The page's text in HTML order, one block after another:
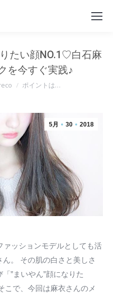
たい顔NO.1♡白石麻
を今すぐ実践♪
ポイントは…
5月 30 2018
ァッションモデルとしても活
。 その肌の白さと美しさ
”まいやん”顔になりた
こで、今回は麻衣さんのメ